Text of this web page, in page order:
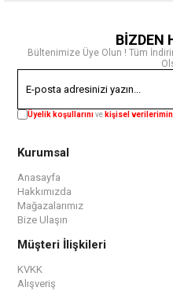
BİZDEN
Bültenimize Üye Olun ! Tüm
Üyelik koşullarınıve kişisel verilerimin
Kurumsal
Anasayfa
Hakkımızda
Mağazalarımız
Bize Ulaşın
Müşteri İlişkileri
KVKK
Alışveriş